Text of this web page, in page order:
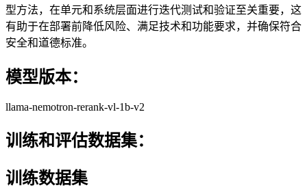
型方法，在单元和系统层面进行迭代测试和验证至关重要，这
有助于在部署前降低风险、满足技术和功能要求，并确保符合
安全和道德标准。
模型版本：
llama-nemotron-rerank-vl-1b-v2
训练和评估数据集：
训练数据集